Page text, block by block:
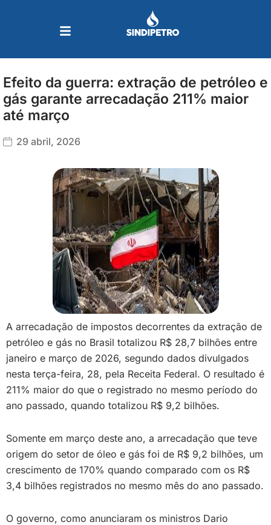
Efeito da guerra: extração de petróleo e
gás garante arrecadação 211% maior
até março
29 abril, 2026
A arrecadação de impostos decorrentes da extração de
petróleo e gás no Brasil totalizou R$ 28,7 bilhões entre
janeiro e março de 2026, segundo dados divulgados
nesta terça-feira, 28, pela Receita Federal. O resultado é
211% maior do que o registrado no mesmo período do
ano passado, quando totalizou R$ 9,2 bilhões.
Somente em março deste ano, a arrecadação que teve
origem do setor de óleo e gás foi de R$ 9,2 bilhões, um
crescimento de 170% quando comparado com os R$
3,4 bilhões registrados no mesmo mês do ano passado.
O governo, como anunciaram os ministros Dario